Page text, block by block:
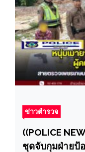
ข่าวตำรวจ
((POLICE
ชุดจับกุมฝ่ายป้